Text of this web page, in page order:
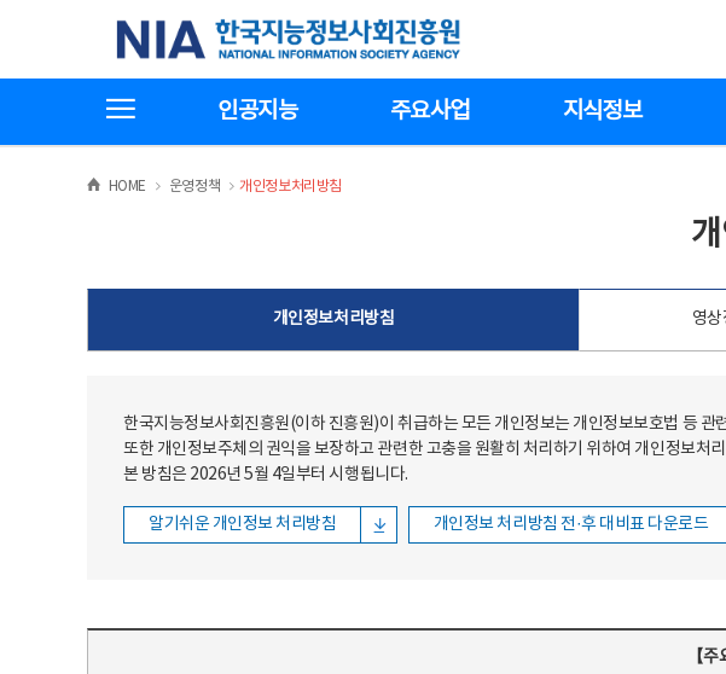
한국지능정보사회진흥원
인공지능 주요사업 지식정보
HOME >운영정책 >
개인정보처리방침
개인정보처리방침 영상
한국지능정보사회진흥원(이하 진흥원)이 취급하는 모든 개인정보는 개인정보보호법 등 관
또한 개인정보주체의 권익을 보장하고 관련한 고충을 원활히 처리하기 위하여 개인정보처
본 방침은 2026년 5월 4일부터 시행됩니다.
알기쉬운 개인정보 처리방침 개인정보 처리방침 전·후 대비표 다운로드
【